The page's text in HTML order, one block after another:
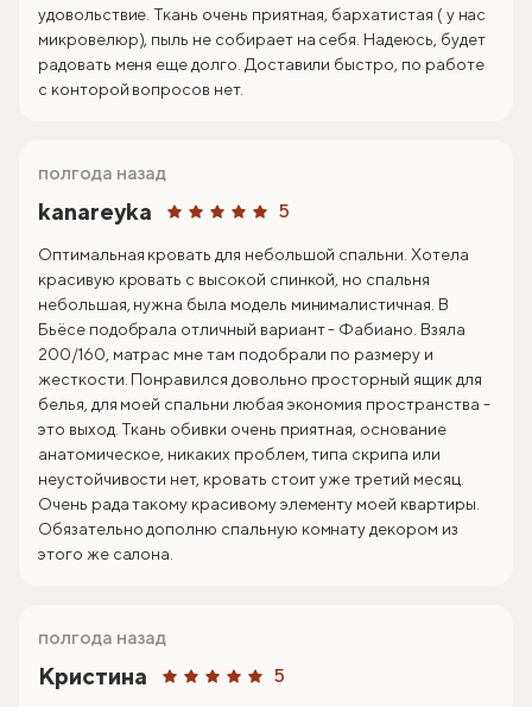
удовольствие. Ткань очень приятная, бархатистая ( у нас
микровелюр), пыль не собирает на себя. Надеюсь, будет
радовать меня еще долго. Доставили быстро, по работе
с конторой вопросов нет.
kanareyka 5
полгода назад
Оптимальная кровать для небольшой спальни. Хотела
красивую кровать с высокой спинкой, но спальня
небольшая, нужна была модель минималистичная. В
Бьёсе подобрала отличный вариант - Фабиано. Взяла
200/160, матрас мне там подобрали по размеру и
жесткости. Понравился довольно просторный ящик для
белья, для моей спальни любая экономия пространства -
это выход. Ткань обивки очень приятная, основание
анатомическое, никаких проблем, типа скрипа или
неустойчивости нет, кровать стоит уже третий месяц.
Очень рада такому красивому элементу моей квартиры.
Обязательно дополню спальную комнату декором из
этого же салона.
Кристина 5
полгода назад